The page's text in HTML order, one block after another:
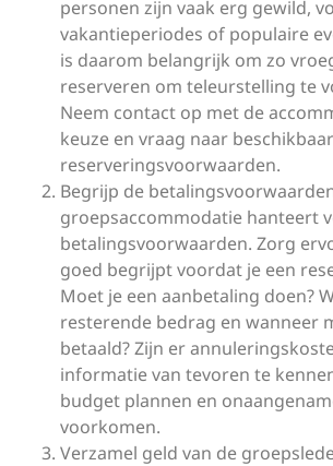
personen zijn vaak erg gewild,
vakantieperiodes of populaire
is daarom belangrijk om zo
reserveren om teleurstelling te
Neem contact op met de
keuze en vraag naar
reserveringsvoorwaarden.
Begrijp de
groepsaccommodatie hanteert
betalingsvoorwaarden. Zorg
goed begrijpt voordat je een
Moet je een aanbetaling doen?
resterende bedrag en wanneer
betaald? Zijn er
informatie van tevoren te
budget plannen en
voorkomen.
Verzamel geld van de